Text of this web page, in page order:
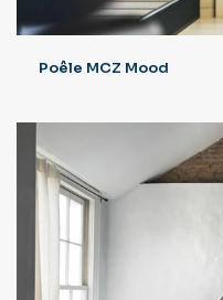
Poêle MCZ Mood